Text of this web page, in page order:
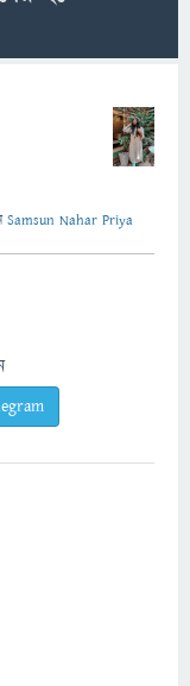
Samsun Nahar Priya